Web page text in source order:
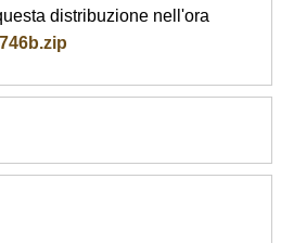
distribuzione nell'ora